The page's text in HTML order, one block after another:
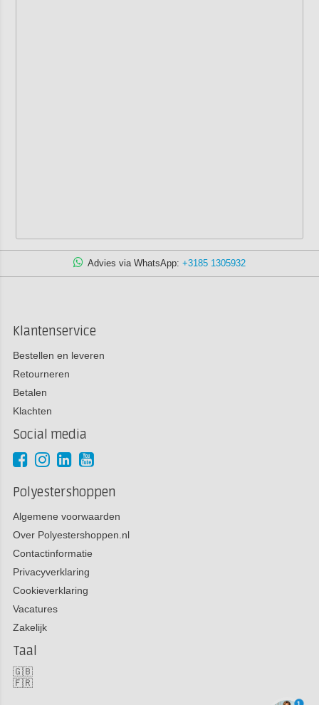
Advies via WhatsApp: +3185 1305932
Klantenservice
Bestellen en leveren
Retourneren
Betalen
Klachten
Social media
Polyestershoppen
Algemene voorwaarden
Over Polyestershoppen.nl
Contactinformatie
Privacyverklaring
Cookieverklaring
Vacatures
Zakelijk
Taal
🇬🇧
🇫🇷